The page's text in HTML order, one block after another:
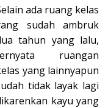
ada ruang kelas
sudah ambruk
tahun yang lalu,
ruangan
yang lainnyapun
tidak layak lagi
kayu yang